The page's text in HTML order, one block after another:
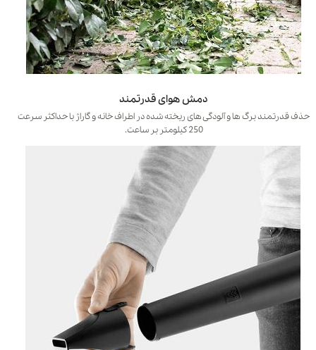
دمش هوای قدرتمند
حذف قدرتمند برگ ها و آلودگی های ریخته شده در اطراف خانه و گاراژ با حداکثر سرعت
250 کیلومتر بر ساعت.